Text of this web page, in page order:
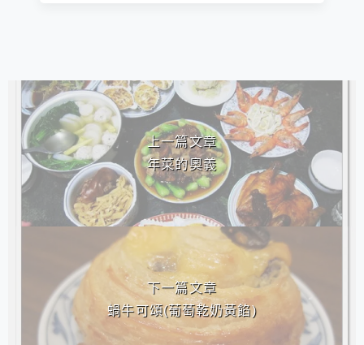
相連文章
上一篇文章
年菜的奧義
下一篇文章
蝸牛可頌(葡萄乾奶黃餡)